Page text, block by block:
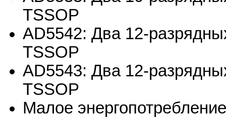
TSSOP
AD5542: Два 12-
TSSOP
AD5543: Два 12-
TSSOP
Малое